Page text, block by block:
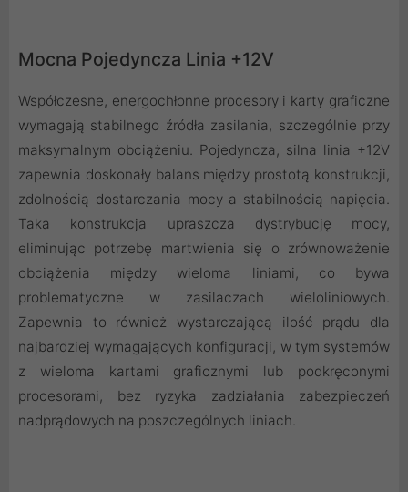
Mocna Pojedyncza Linia +12V
Współczesne, energochłonne procesory i karty graficzne
wymagają stabilnego źródła zasilania, szczególnie przy
maksymalnym obciążeniu. Pojedyncza, silna linia +12V
zapewnia doskonały balans między prostotą konstrukcji,
zdolnością dostarczania mocy a stabilnością napięcia.
Taka konstrukcja upraszcza dystrybucję mocy,
eliminując potrzebę martwienia się o zrównoważenie
obciążenia między wieloma liniami, co bywa
problematyczne w zasilaczach wieloliniowych.
Zapewnia to również wystarczającą ilość prądu dla
najbardziej wymagających konfiguracji, w tym systemów
z wieloma kartami graficznymi lub podkręconymi
procesorami, bez ryzyka zadziałania zabezpieczeń
nadprądowych na poszczególnych liniach.